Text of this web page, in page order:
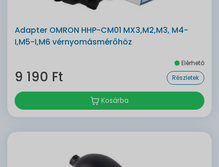
Adapter OMRON HHP-CM01 MX3,M2,M3, M4-
I,M5-I,M6 vérnyomásmérőhöz
Elérhető
9 190 Ft Részletek
Kosárba